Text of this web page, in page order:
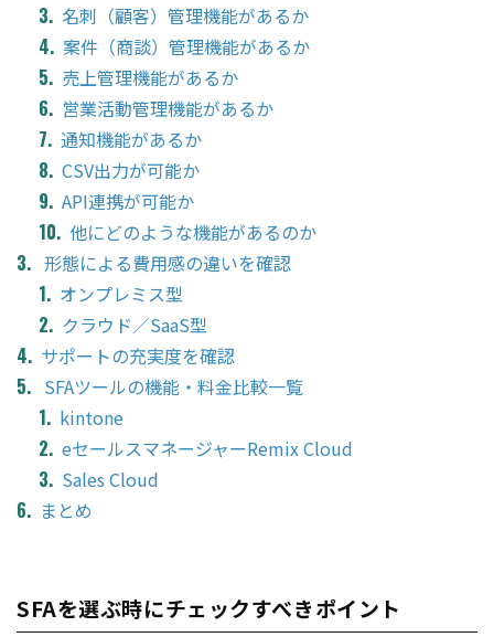
名刺（顧客）管理機能があるか
案件（商談）管理機能があるか
売上管理機能があるか
営業活動管理機能があるか
通知機能があるか
CSV出力が可能か
API連携が可能か
他にどのような機能があるのか
形態による費用感の違いを確認
オンプレミス型
クラウド／SaaS型
サポートの充実度を確認
SFAツールの機能・料金比較一覧
kintone
eセールスマネージャーRemix Cloud
Sales Cloud
まとめ
SFAを選ぶ時にチェックすべきポイント